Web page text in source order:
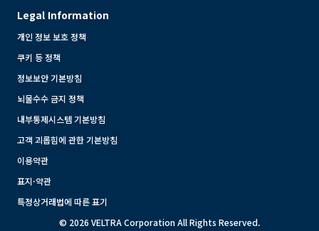
Legal Information
개인 정보 보호 정책
쿠키 등 정책
정보보안 기본방침
뇌물수수 금지 정책
내부통제시스템 기본방침
고객 괴롭힘에 관한 기본방침
이용약관
표지·약관
특정상거래법에 따른 표기
© 2026 VELTRA Corporation All Rights Reserved.